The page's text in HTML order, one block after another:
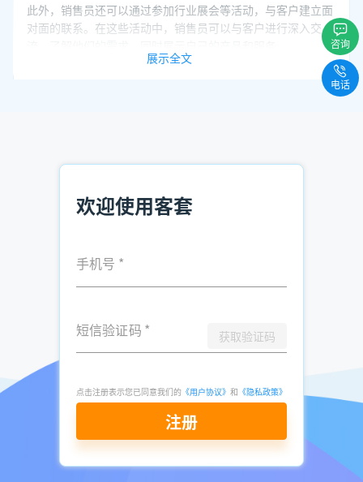
此外，销售员还可以通过参加行业展会等活动，与客户建立面
对面的联系。在这些活动中，销售员可以与客户进行深入交
源，建立完善的CRM系统，同时通过一些小技巧寻找到更多的
那我建议你多加利用CRM系统，并且在寻找客户资源的过程中
电销怎么获取企业电话名单
了解更多：客套企业名录搜索软件
点击立即申请免费试用
展示全文
欢迎使用客套
手机号 *
短信验证码 * 获取验证码
点击注册表示您已同意我们的 《用户协议》 和 《隐私政策》
注册
咨询
电话